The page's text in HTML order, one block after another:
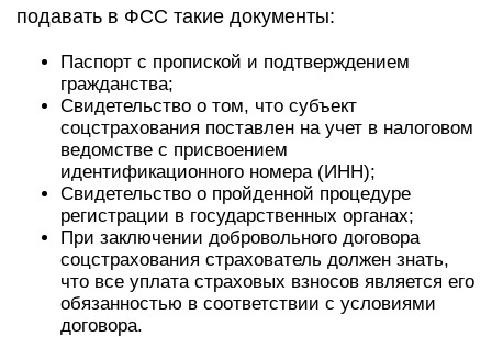
подавать в ФСС такие документы:
Паспорт с пропиской и подтверждением
гражданства;
Свидетельство о том, что субъект
соцстрахования поставлен на учет в налоговом
ведомстве с присвоением
идентификационного номера (ИНН);
Свидетельство о пройденной процедуре
регистрации в государственных органах;
При заключении добровольного договора
соцстрахования страхователь должен знать,
что все уплата страховых взносов является его
обязанностью в соответствии с условиями
договора.